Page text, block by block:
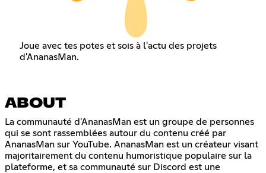
Joue avec tes potes et sois à l'actu des projets
d'AnanasMan.
ABOUT
La communauté d'AnanasMan est un groupe de personnes
qui se sont rassemblées autour du contenu créé par
AnanasMan sur YouTube. AnanasMan est un créateur visant
majoritairement du contenu humoristique populaire sur la
plateforme, et sa communauté sur Discord est une